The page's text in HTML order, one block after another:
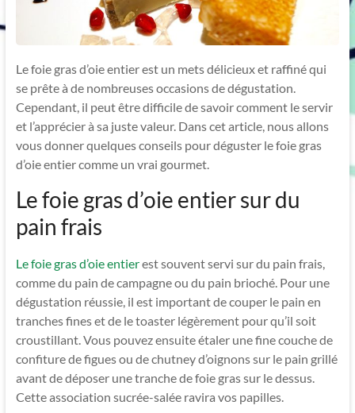
Le foie gras d’oie entier est un mets délicieux et raffiné qui
se prête à de nombreuses occasions de dégustation.
Cependant, il peut être difficile de savoir comment le servir
et l’apprécier à sa juste valeur. Dans cet article, nous allons
vous donner quelques conseils pour déguster le foie gras
d’oie entier comme un vrai gourmet.
Le foie gras d’oie entier sur du
pain frais
Le foie gras d’oie entierest souvent servi sur du pain frais,
comme du pain de campagne ou du pain brioché. Pour une
dégustation réussie, il est important de couper le pain en
tranches fines et de le toaster légèrement pour qu’il soit
croustillant. Vous pouvez ensuite étaler une fine couche de
confiture de figues ou de chutney d’oignons sur le pain grillé
avant de déposer une tranche de foie gras sur le dessus.
Cette association sucrée-salée ravira vos papilles.